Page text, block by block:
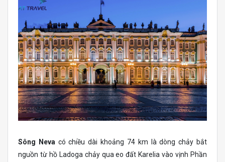
Sông Neva có chiều dài khoảng 74 km là dòng chảy bắt
nguồn từ hồ Ladoga chảy qua eo đất Karelia vào vịnh Phần